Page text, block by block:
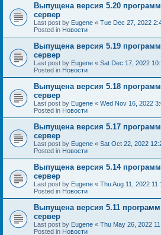
Выпущена версия 5.20
сервер
Last post by Eugene « Tue Dec 27, 2022
Posted in Новости
Выпущена версия 5.19
сервер
Last post by Eugene « Sat Dec 17, 2022
Posted in Новости
Выпущена версия 5.18
сервер
Last post by Eugene « Wed Nov 16, 2022
Posted in Новости
Выпущена версия 5.17
сервер
Last post by Eugene « Sat Oct 22, 2022
Posted in Новости
Выпущена версия 5.14
сервер
Last post by Eugene « Thu Aug 11, 2022
Posted in Новости
Выпущена версия 5.11
сервер
Last post by Eugene « Thu May 26, 2022
Posted in Новости